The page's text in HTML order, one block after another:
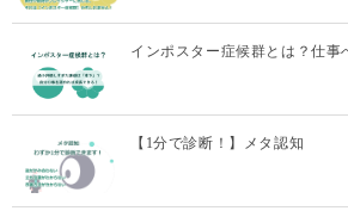
インポスター症候群とは？仕
【1分で診断！】メタ認知